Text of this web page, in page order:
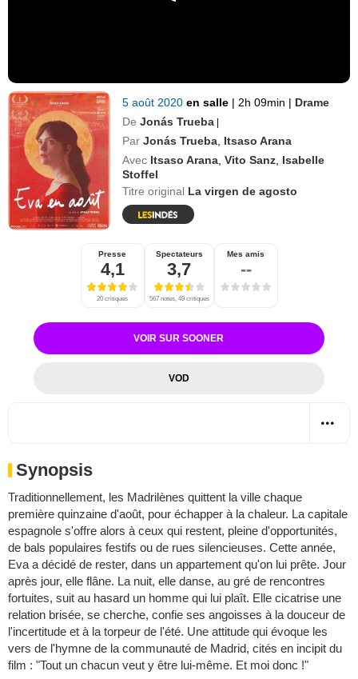
5 août 2020en salle | 2h 09min | Drame
De Jonás Trueba |
Par Jonás Trueba Itsaso Arana
Avec Itsaso Arana ,Vito Sanz Isabelle
Stoffel
Titre original La virgen de agosto
Presse
4,1
20 critiques
Spectateurs
3,7
567 notes, 49 critiques
Mes amis
--
VOIR SUR SOONER
VOD
Synopsis
Traditionnellement, les Madrilènes quittent la ville chaque
première quinzaine d'août, pour échapper à la chaleur. La capitale
espagnole s'offre alors à ceux qui restent, pleine d'opportunités,
de bals populaires festifs ou de rues silencieuses. Cette année,
Eva a décidé de rester, dans un appartement qu'on lui prête. Jour
après jour, elle flâne. La nuit, elle danse, au gré de rencontres
fortuites, suit au hasard un homme qui lui plaît. Elle cicatrise une
relation brisée, se cherche, confie ses angoisses à la douceur de
l'incertitude et à la torpeur de l'été. Une attitude qui évoque les
vers de l'hymne de la communauté de Madrid, cités en incipit du
film : "Tout un chacun veut y être lui-même. Et moi donc !"